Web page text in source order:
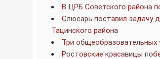
В ЦРБ Советского района
Слюсарь поставил задачу
Тацинского района
Три общеобразовательных
Ростовские красавицы